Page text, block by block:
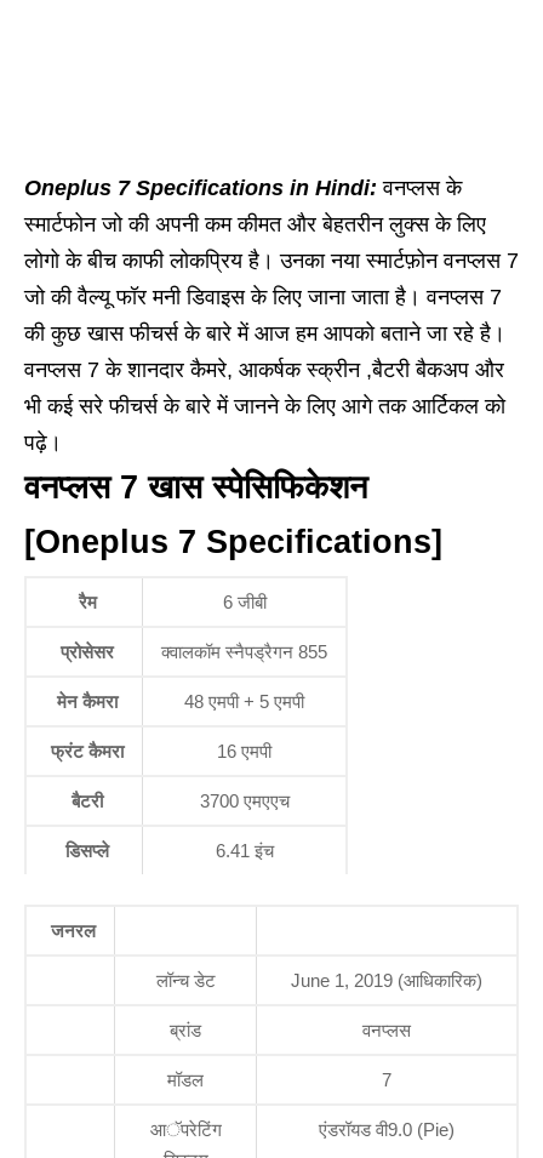
Oneplus 7 Specifications in Hindi: वनप्लस के
स्मार्टफोन जो की अपनी कम कीमत और बेहतरीन लुक्स के लिए
लोगो के बीच काफी लोकप्रिय है। उनका नया स्मार्टफ़ोन वनप्लस 7
जो की वैल्यू फॉर मनी डिवाइस के लिए जाना जाता है। वनप्लस 7
की कुछ खास फीचर्स के बारे में आज हम आपको बताने जा रहे है।
वनप्लस 7 के शानदार कैमरे, आकर्षक स्क्रीन ,बैटरी बैकअप और
भी कई सरे फीचर्स के बारे में जानने के लिए आगे तक आर्टिकल को
पढ़े।
वनप्लस 7 खास स्पेसिफिकेशन
[Oneplus 7 Specifications]
रैम 6 जीबी
प्रोसेसर क्वालकॉम स्नैपड्रैगन 855
मेन कैमरा 48 एमपी + 5 एमपी
फ्रंट कैमरा 16 एमपी
बैटरी 3700 एमएएच
डिसप्ले 6.41 इंच
जनरल
लॉन्च डेट June 1, 2019 (आधिकारिक)
ब्रांड वनप्लस
मॉडल 7
आॅपरेटिंग
एंडरॉयड वी9.0 (Pie)